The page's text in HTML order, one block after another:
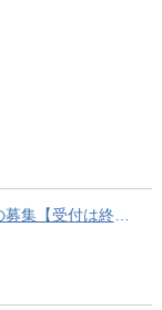
終了しました。】